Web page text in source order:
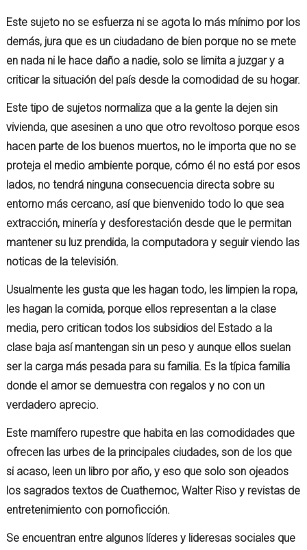
Este sujeto no se esfuerza ni se agota lo más mínimo por los
demás, jura que es un ciudadano de bien porque no se mete
en nada ni le hace daño a nadie, solo se limita a juzgar y a
criticar la situación del país desde la comodidad de su hogar.
Este tipo de sujetos normaliza que a la gente la dejen sin
vivienda, que asesinen a uno que otro revoltoso porque esos
hacen parte de los buenos muertos, no le importa que no se
proteja el medio ambiente porque, cómo él no está por esos
lados, no tendrá ninguna consecuencia directa sobre su
entorno más cercano, así que bienvenido todo lo que sea
extracción, minería y desforestación desde que le permitan
mantener su luz prendida, la computadora y seguir viendo las
noticas de la televisión.
Usualmente les gusta que les hagan todo, les limpien la ropa,
les hagan la comida, porque ellos representan a la clase
media, pero critican todos los subsidios del Estado a la
clase baja así mantengan sin un peso y aunque ellos suelan
ser la carga más pesada para su familia. Es la típica familia
donde el amor se demuestra con regalos y no con un
verdadero aprecio.
Este mamífero rupestre que habita en las comodidades que
ofrecen las urbes de la principales ciudades, son de los que
si acaso, leen un libro por año, y eso que solo son ojeados
los sagrados textos de Cuathemoc, Walter Riso y revistas de
entretenimiento con pornoficción.
Se encuentran entre algunos líderes y lideresas sociales que